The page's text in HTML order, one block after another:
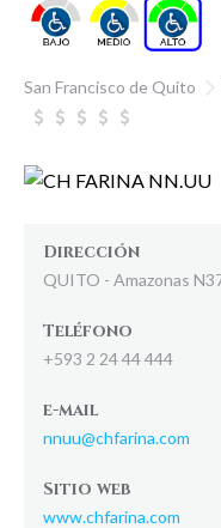
San Francisco de Quito
Dirección
QUITO - Amazonas
Teléfono
+593 2 24 44 444
e-mail
nnuu@chfarina.com
Sitio web
www.chfarina.com